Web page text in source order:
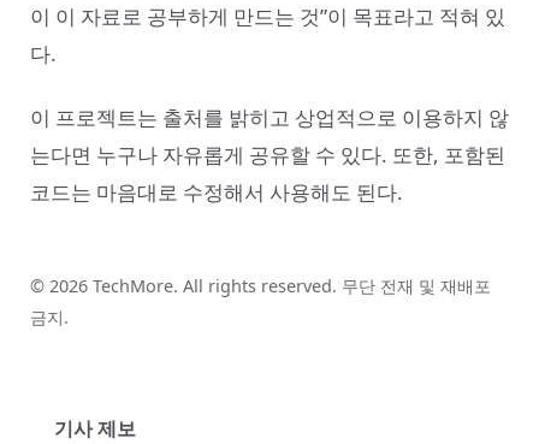
이 이 자료로 공부하게 만드는 것”이 목표라고 적혀 있
다.
이 프로젝트는 출처를 밝히고 상업적으로 이용하지 않
는다면 누구나 자유롭게 공유할 수 있다. 또한, 포함된
코드는 마음대로 수정해서 사용해도 된다.
© 2026 TechMore. All rights reserved. 무단 전재 및 재배포
금지.
기사 제보